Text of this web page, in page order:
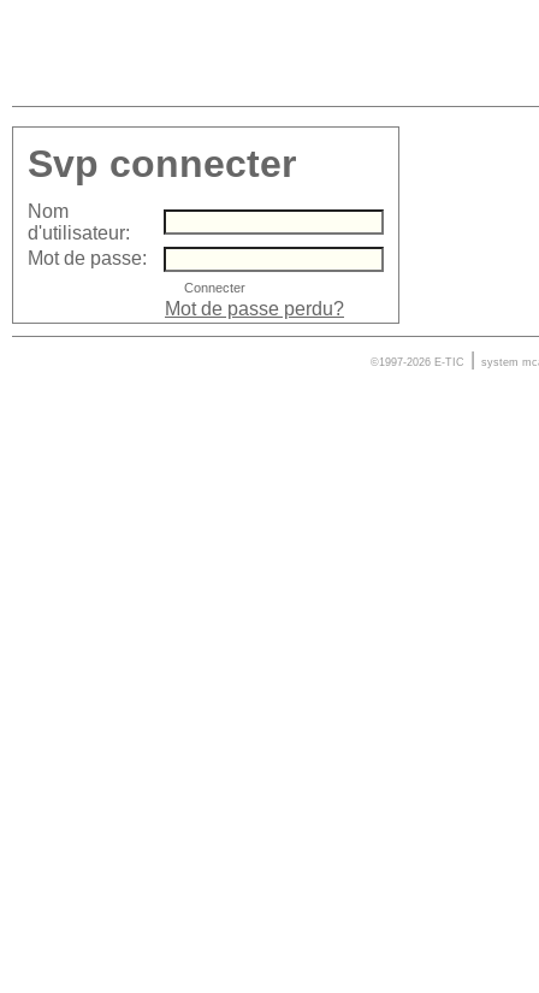
Svp connecter
Nom
d'utilisateur:
Mot de passe:
Mot de passe perdu?
©1997-2026 E-TIC system